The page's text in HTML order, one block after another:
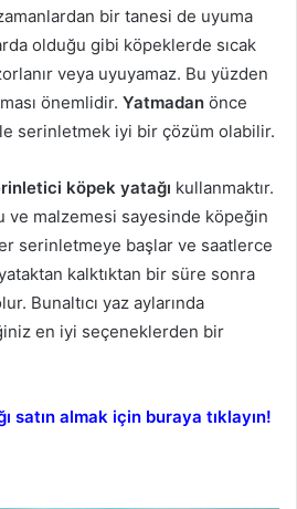
bir tanesi de uyuma
olduğu gibi köpeklerde sıcak
veya uyuyamaz. Bu yüzden
önemlidir. Yatmadan önce
serinletmek iyi bir çözüm olabilir.
köpek yatağı kullanmaktır.
ve malzemesi sayesinde köpeğin
serinletmeye başlar ve saatlerce
kalktıktan bir süre sonra
Bunaltıcı yaz aylarında
en iyi seçeneklerden bir
satın almak için buraya tıklayın!